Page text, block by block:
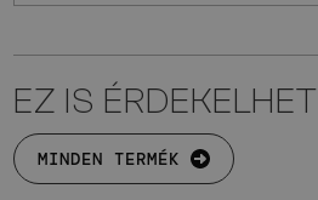
EZ IS ÉRDEKELHET
MINDEN TERMÉK